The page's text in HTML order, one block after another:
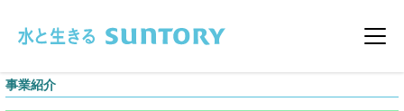
メ
事業紹介